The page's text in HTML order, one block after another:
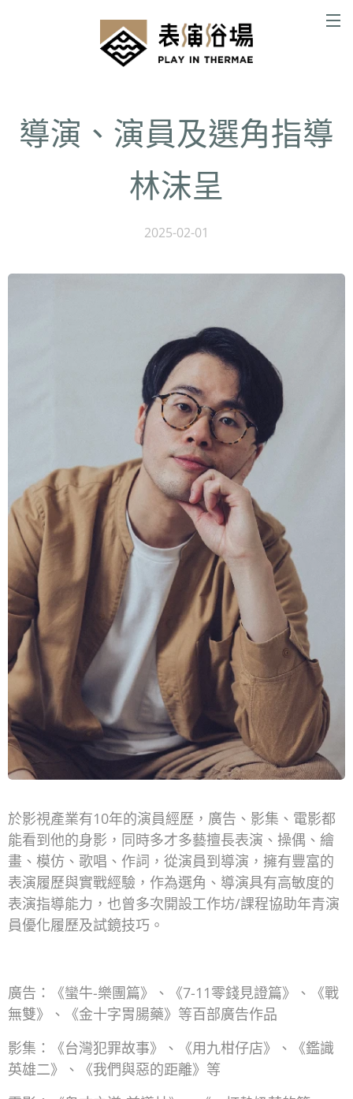
導演、演員及選角指導
林沫呈
2025-02-01
於影視產業有10年的演員經歷，廣告、影集、電影都
能看到他的身影，同時多才多藝擅長表演、操偶、繪
畫、模仿、歌唱、作詞，從演員到導演，擁有豐富的
表演履歷與實戰經驗，作為選角、導演具有高敏度的
表演指導能力，也曾多次開設工作坊/課程協助年青演
員優化履歷及試鏡技巧。
廣告：《蠻牛-樂團篇》、《7-11零錢見證篇》、《戰
無雙》、《金十字胃腸藥》等百部廣告作品
影集：《台灣犯罪故事》、《用九柑仔店》、《鑑識
英雄二》、《我們與惡的距離》等